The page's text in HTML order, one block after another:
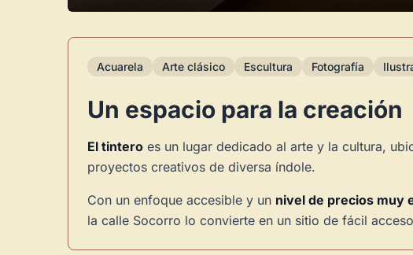
Acuarela Arte clásico Escultura Fotografía
Un espacio para la creación
El tintero es un lugar dedicado al arte y la cultura,
proyectos creativos de diversa índole.
Con un enfoque accesible y un nivel de precios muy
la calle Socorro lo convierte en un sitio de fácil